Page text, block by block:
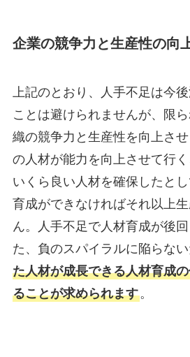
企業の競争力と生産性の向
上記のとおり、人手不足は今
ことは避けられませんが、限
織の競争力と生産性を向上さ
の人材が能力を向上させて行く
いくら良い人材を確保したと
育成ができなければそれ以上
ん。人手不足で人材育成が後
た、負のスパイラルに陥らない
た人材が成長できる人材育成
ることが求められます。